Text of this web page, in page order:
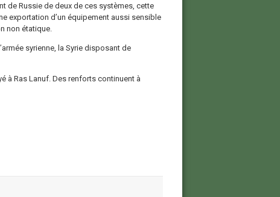
de Russie de deux de ces systèmes, cette
exportation d’un équipement aussi sensible
non étatique.
syrienne, la Syrie disposant de
à Ras Lanuf. Des renforts continuent à